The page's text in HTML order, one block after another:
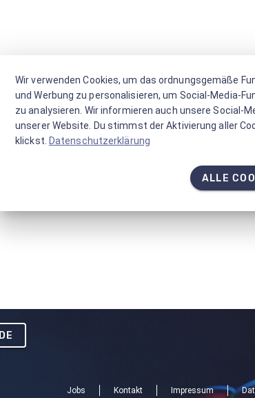
SPRACHE: DE
Jobs Kontakt Impressum
Wir verwenden Cookies, um das ordnungsgemäße
und Werbung zu personalisieren, um Social-Media-
zu analysieren. Wir informieren auch unsere Social-
unserer Website. Du stimmst der Aktivierung aller
klickst. Datenschutzerklärung
ALLE